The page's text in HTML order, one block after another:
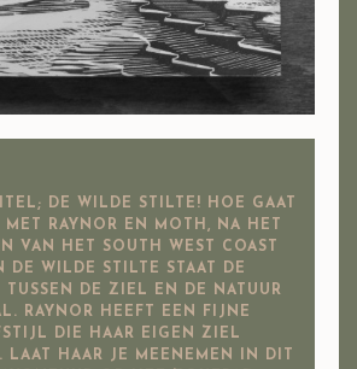
DE WILDE STILTE! HOE GAAT
MET RAYNOR EN MOTH, NA HET
VAN HET SOUTH WEST COAST
DE WILDE STILTE STAAT DE
TUSSEN DE ZIEL EN DE NATUUR
RAYNOR HEEFT EEN FIJNE
DIE HAAR EIGEN ZIEL
LAAT HAAR JE MEENEMEN IN DIT